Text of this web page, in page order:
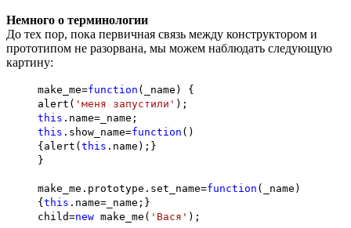
Немного о терминологии
До тех пор, пока первичная связь между конструктором и
прототипом не разорвана, мы можем наблюдать следующую
картину:
make_me=function (_name) {
alert( 'меня запустили' );
this .name=_name;
this .show_name=function ()
{alert(this .name);}
}
make_me.prototype.set_name=function (_name)
{this .name=_name;}
child=new make_me( 'Вася' );